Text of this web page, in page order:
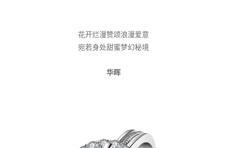
花开烂漫赞颂浪漫爱意
宛若身处甜蜜梦幻秘境
华晖